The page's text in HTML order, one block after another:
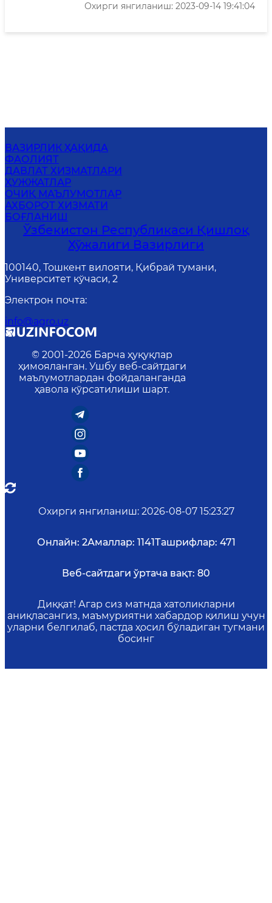
Охирги янгиланиш: 2023-09-14 19:41:04
ВАЗИРЛИК ҲАҚИДА
ФАОЛИЯТ
ДАВЛАТ ХИЗМАТЛАРИ
ҲУЖЖАТЛАР
ОЧИҚ МАЪЛУМОТЛАР
АХБОРОТ ХИЗМАТИ
БОҒЛАНИШ
Ўзбекистон Республикаси Қишлоқ
Хўжалиги Вазирлиги
100140, Тошкент вилояти, Қибрай тумани,
Университет кўчаси, 2
Электрон почта:
info@agro.uz
© 2001-2026 Барча ҳуқуқлар
ҳимояланган. Ушбу веб-сайтдаги
маълумотлардан фойдаланганда
ҳавола кўрсатилиши шарт.
Охирги янгиланиш: 2026-08-07 15:23:27
Онлайн: 2Амаллар: 1141Ташрифлар: 471
Веб-сайтдаги ўртача вақт: 80
Диққат! Агар сиз матнда хатоликларни
аниқласангиз, маъмуриятни хабардор қилиш учун
уларни белгилаб, пастда ҳосил бўладиган тугмани
босинг